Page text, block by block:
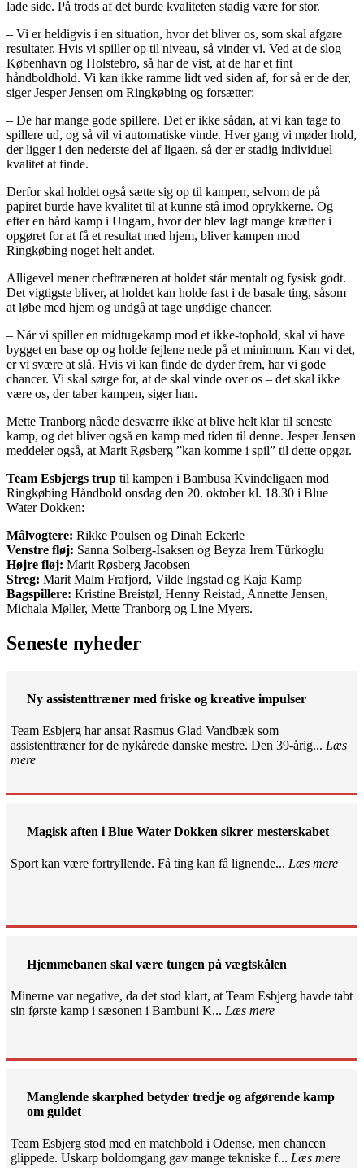
lade side. På trods af det burde kvaliteten stadig være for stor.
– Vi er heldigvis i en situation, hvor det bliver os, som skal afgøre
resultater. Hvis vi spiller op til niveau, så vinder vi. Ved at de slog
København og Holstebro, så har de vist, at de har et fint
håndboldhold. Vi kan ikke ramme lidt ved siden af, for så er de der,
siger Jesper Jensen om Ringkøbing og forsætter:
– De har mange gode spillere. Det er ikke sådan, at vi kan tage to
spillere ud, og så vil vi automatiske vinde. Hver gang vi møder hold,
der ligger i den nederste del af ligaen, så der er stadig individuel
kvalitet at finde.
Derfor skal holdet også sætte sig op til kampen, selvom de på
papiret burde have kvalitet til at kunne stå imod oprykkerne. Og
efter en hård kamp i Ungarn, hvor der blev lagt mange kræfter i
opgøret for at få et resultat med hjem, bliver kampen mod
Ringkøbing noget helt andet.
Alligevel mener cheftræneren at holdet står mentalt og fysisk godt.
Det vigtigste bliver, at holdet kan holde fast i de basale ting, såsom
at løbe med hjem og undgå at tage unødige chancer.
– Når vi spiller en midtugekamp mod et ikke-tophold, skal vi have
bygget en base op og holde fejlene nede på et minimum. Kan vi det,
er vi svære at slå. Hvis vi kan finde de dyder frem, har vi gode
chancer. Vi skal sørge for, at de skal vinde over os – det skal ikke
være os, der taber kampen, siger han.
Mette Tranborg nåede desværre ikke at blive helt klar til seneste
kamp, og det bliver også en kamp med tiden til denne. Jesper Jensen
meddeler også, at Marit Røsberg ”kan komme i spil” til dette opgør.
Team Esbjergs trup til kampen i Bambusa Kvindeligaen mod
Ringkøbing Håndbold onsdag den 20. oktober kl. 18.30 i Blue
Water Dokken:
Målvogtere: Rikke Poulsen og Dinah Eckerle
Venstre fløj: Sanna Solberg-Isaksen og Beyza Irem Türkoglu
Højre fløj: Marit Røsberg Jacobsen
Streg: Marit Malm Frafjord, Vilde Ingstad og Kaja Kamp
Bagspillere: Kristine Breistøl, Henny Reistad, Annette Jensen,
Michala Møller, Mette Tranborg og Line Myers.
Seneste nyheder
Ny assistenttræner med friske og kreative impulser
Team Esbjerg har ansat Rasmus Glad Vandbæk som
assistenttræner for de nykårede danske mestre. Den 39-årig... Læs
mere
Magisk aften i Blue Water Dokken sikrer mesterskabet
Sport kan være fortryllende. Få ting kan få lignende... Læs mere
Hjemmebanen skal være tungen på vægtskålen
Minerne var negative, da det stod klart, at Team Esbjerg havde tabt
sin første kamp i sæsonen i Bambuni K... Læs mere
Manglende skarphed betyder tredje og afgørende kamp
om guldet
Team Esbjerg stod med en matchbold i Odense, men chancen
glippede. Uskarp boldomgang gav mange tekniske f... Læs mere